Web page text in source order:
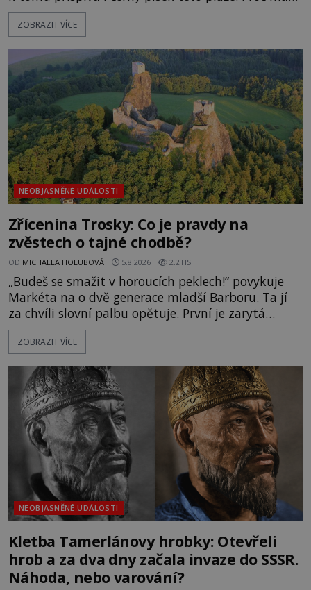
pláž takové netypické zbarvení? Nakolik jsou
pravdivé historky, že zde došlo k nevysvětlitelným
následovat. Vstupujeme na pláž Dumas ve městě
Surat. Gu
ZOBRAZIT VÍCE
NEOBJASNĚNÉ UDÁLOSTI
Zřícenina Trosky: Co je pravdy na
zvěstech o tajné chodbě?
OD MICHAELA HOLUBOVÁ 5.8.2026 2.2TIS
„Budeš se smažit v horoucích peklech!“ povykuje
Markéta na o dvě generace mladší Barboru. Ta jí
za chvíli slovní palbu opětuje. První je zarytá
katolička, druhá přesvědčená kališnice. A každá z
nich se usídlí na jedné z věží slavného hradu
mezi vůdce protihusitského boje. Za manželku má
skutečně jistou
ZOBRAZIT VÍCE
NEOBJASNĚNÉ UDÁLOSTI
Kletba Tamerlánovy hrobky: Otevřeli
hrob a za dva dny začala invaze do SSSR.
Náhoda, nebo varování?